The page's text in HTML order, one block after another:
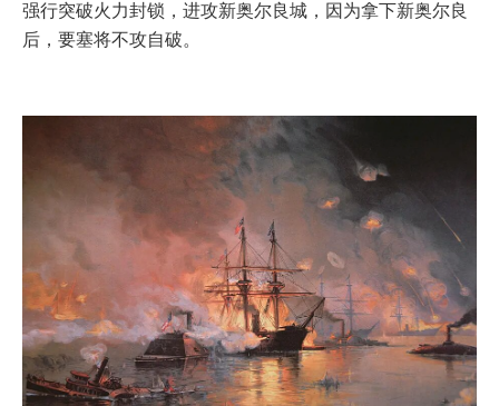
强行突破火力封锁，进攻新奥尔良城，因为拿下新奥尔良
后，要塞将不攻自破。